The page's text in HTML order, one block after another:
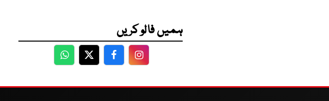
ہمیں فالو کریں
WhatsApp
TwitterFacebookFacebook